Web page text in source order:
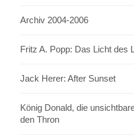
Archiv 2004-2006
Fritz A. Popp: Das Licht des
Jack Herer: After Sunset
König Donald, die
den Thron